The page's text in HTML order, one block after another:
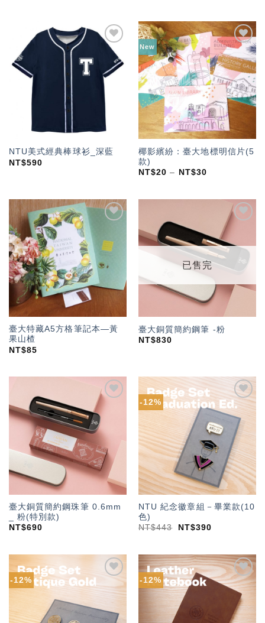
加入
「願
望輕
單」
NTU美式經典棒球衫_深藍
NT$590
New
加入
「願
望輕
單」
椰影繽紛：臺大地標明信片(5
款)
NT$20 – NT$30
望輕
單」
臺大特藏A5方格筆記本—黃
果山楂
NT$85
望輕
單」
已售完
臺大銅質簡約鋼筆 -粉
NT$830
臺大銅質簡約鋼珠筆 0.6mm
_ 粉(特別款)
NT$690
-12%
加入
「願
望輕
單」
NTU 紀念徽章組－畢業款(10
色)
NT$443 NT$390
-12%
「願
-12%
加入
「願
望輕
單」